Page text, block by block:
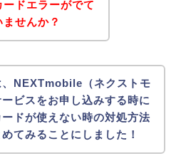
ドエラーがでて
せんか？
、NEXTmobile（ネクストモ
ビスをお申し込みする時に
ドが使えない時の対処方法
てみることにしました！